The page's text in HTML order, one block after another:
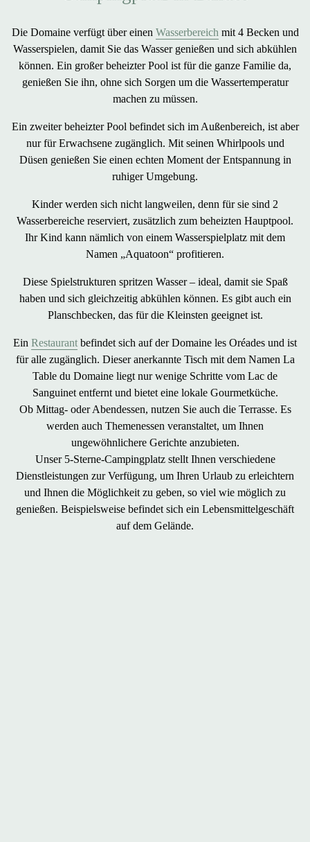
Die Domaine verfügt über einen Wasserbereich mit 4 Becken und
Wasserspielen, damit Sie das Wasser genießen und sich abkühlen
können. Ein großer beheizter Pool ist für die ganze Familie da,
genießen Sie ihn, ohne sich Sorgen um die Wassertemperatur
machen zu müssen.
Ein zweiter beheizter Pool befindet sich im Außenbereich, ist aber
nur für Erwachsene zugänglich. Mit seinen Whirlpoolsund
Düsen genießen Sie einen echten Moment der Entspannung in
ruhiger Umgebung.
Kinder werden sich nicht langweilen, denn für sie sind 2
Wasserbereiche reserviert, zusätzlich zum beheizten Hauptpool.
Ihr Kind kann nämlich von einem Wasserspielplatz mit dem
Namen „Aquatoon“ profitieren.
Diese Spielstrukturen spritzen Wasser – ideal, damit sie Spaß
haben und sich gleichzeitig abkühlen können. Es gibt auch ein
Planschbecken, das für die Kleinsten geeignet ist.
Ein Restaurant befindet sich auf der Domaine les Oréades und ist
für alle zugänglich. Dieser anerkannte Tisch mit dem Namen La
Table du Domaine liegt nur wenige Schritte vom Lac de
Sanguinet entfernt und bietet einelokale Gourmetküche.
Ob Mittag- oder Abendessen, nutzen Sie auch die Terrasse. Es
werden auch Themenessen veranstaltet, um Ihnen
ungewöhnlichere Gerichte anzubieten.
Unser 5-Sterne-Campingplatz stellt Ihnen verschiedene
Dienstleistungen zur Verfügung, um Ihren Urlaub zu erleichtern
und Ihnen die Möglichkeit zu geben, so viel wie möglich zu
genießen. Beispielsweise befindet sich ein Lebensmittelgeschäft
auf dem Gelände.